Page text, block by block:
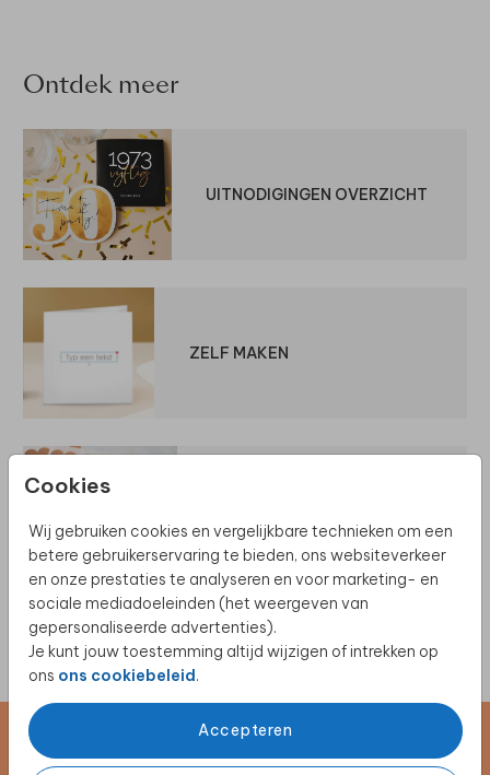
Cookies
Wij gebruiken cookies en vergelijkbare technieken om een
betere gebruikerservaring te bieden, ons websiteverkeer
en onze prestaties te analyseren en voor marketing- en
sociale mediadoeleinden (het weergeven van
gepersonaliseerde advertenties).
Je kunt jouw toestemming altijd wijzigen of intrekken op
ons ons cookiebeleid.
Accepteren
Ontdek meer
UITNODIGINGEN OVERZICHT
ZELF MAKEN
Schrijf je in voor de nieuwsbrief